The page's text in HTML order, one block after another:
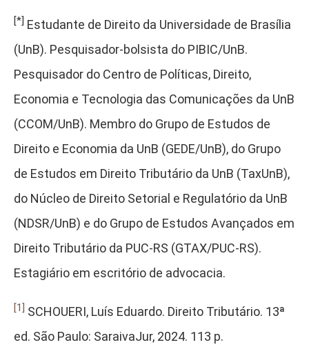
[*] Estudante de Direito da Universidade de Brasília
(UnB). Pesquisador-bolsista do PIBIC/UnB.
Pesquisador do Centro de Políticas, Direito,
Economia e Tecnologia das Comunicações da UnB
(CCOM/UnB). Membro do Grupo de Estudos de
Direito e Economia da UnB (GEDE/UnB), do Grupo
de Estudos em Direito Tributário da UnB (TaxUnB),
do Núcleo de Direito Setorial e Regulatório da UnB
(NDSR/UnB) e do Grupo de Estudos Avançados em
Direito Tributário da PUC-RS (GTAX/PUC-RS).
Estagiário em escritório de advocacia.
[1] SCHOUERI, Luís Eduardo. Direito Tributário. 13ª
ed. São Paulo: SaraivaJur, 2024. 113 p.